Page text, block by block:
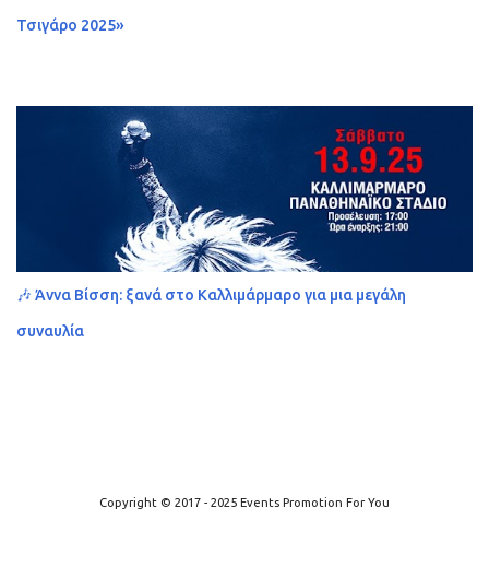
Τσιγάρο 2025»
🎶 Άννα Βίσση: ξανά στο Καλλιμάρμαρο για μια μεγάλη
συναυλία
Copyright © 2017 - 2025 Events Promotion For You